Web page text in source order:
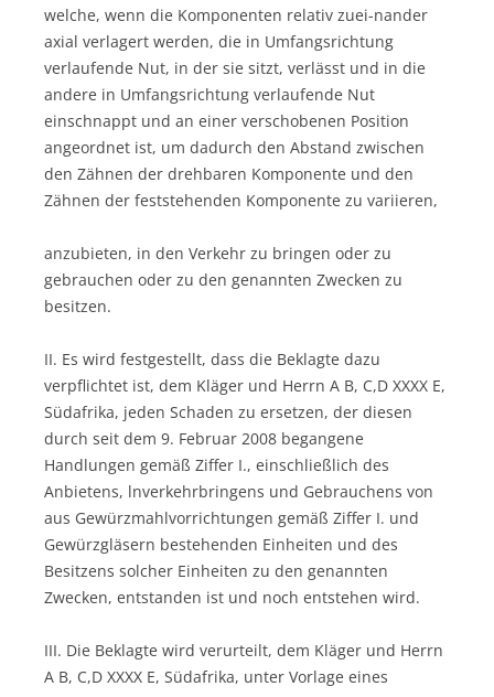
welche, wenn die Komponenten relativ zuei-nander
axial verlagert werden, die in Umfangsrichtung
verlaufende Nut, in der sie sitzt, verlässt und in die
andere in Umfangsrichtung verlaufende Nut
einschnappt und an einer verschobenen Position
angeordnet ist, um dadurch den Abstand zwischen
den Zähnen der drehbaren Komponente und den
Zähnen der feststehenden Komponente zu variieren,
anzubieten, in den Verkehr zu bringen oder zu
gebrauchen oder zu den genannten Zwecken zu
besitzen.
II. Es wird festgestellt, dass die Beklagte dazu
verpflichtet ist, dem Kläger und Herrn A B, C,D XXXX E,
Südafrika, jeden Schaden zu ersetzen, der diesen
durch seit dem 9. Februar 2008 begangene
Handlungen gemäß Ziffer I., einschließlich des
Anbietens, lnverkehrbringens und Gebrauchens von
aus Gewürzmahlvorrichtungen gemäß Ziffer I. und
Gewürzgläsern bestehenden Einheiten und des
Besitzens solcher Einheiten zu den genannten
Zwecken, entstanden ist und noch entstehen wird.
III. Die Beklagte wird verurteilt, dem Kläger und Herrn
A B, C,D XXXX E, Südafrika, unter Vorlage eines